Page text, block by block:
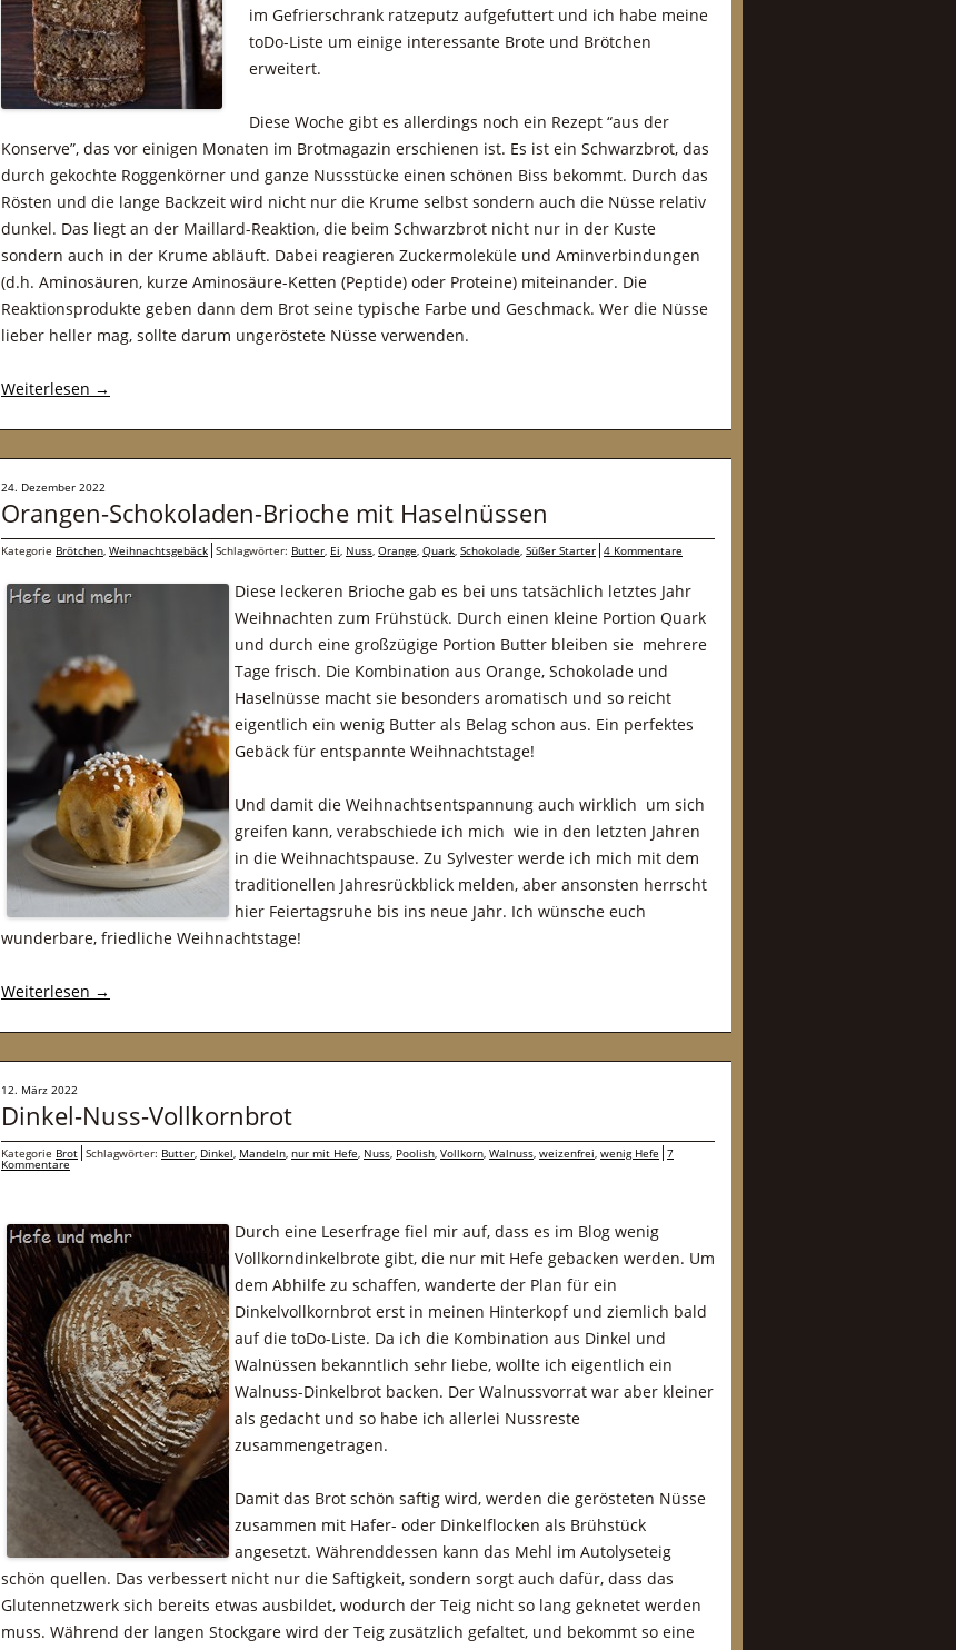
im Gefrierschrank ratzeputz aufgefuttert und ich habe meine
toDo-Liste um einige interessante Brote und Brötchen
erweitert.
Diese Woche gibt es allerdings noch ein Rezept “aus der
Konserve”, das vor einigen Monaten im Brotmagazin erschienen ist. Es ist ein Schwarzbrot, das
durch gekochte Roggenkörner und ganze Nussstücke einen schönen Biss bekommt. Durch das
Rösten und die lange Backzeit wird nicht nur die Krume selbst sondern auch die Nüsse relativ
dunkel. Das liegt an der Maillard-Reaktion, die beim Schwarzbrot nicht nur in der Kuste
sondern auch in der Krume abläuft. Dabei reagieren Zuckermoleküle und Aminverbindungen
(d.h. Aminosäuren, kurze Aminosäure-Ketten (Peptide) oder Proteine) miteinander. Die
Reaktionsprodukte geben dann dem Brot seine typische Farbe und Geschmack. Wer die Nüsse
lieber heller mag, sollte darum ungeröstete Nüsse verwenden.
Weiterlesen →
24. Dezember 2022
Orangen-Schokoladen-Brioche mit Haselnüssen
Kategorie Brötchen, Weihnachtsgebäck Schlagwörter: Butter, Ei, Nuss, Orange, Quark, Schokolade, Süßer Starter 4 Kommentare
Diese leckeren Brioche gab es bei uns tatsächlich letztes Jahr
Weihnachten zum Frühstück. Durch einen kleine Portion Quark
und durch eine großzügige Portion Butter bleiben sie mehrere
Tage frisch. Die Kombination aus Orange, Schokolade und
Haselnüsse macht sie besonders aromatisch und so reicht
eigentlich ein wenig Butter als Belag schon aus. Ein perfektes
Gebäck für entspannte Weihnachtstage!
Und damit die Weihnachtsentspannung auch wirklich um sich
greifen kann, verabschiede ich mich wie in den letzten Jahren
in die Weihnachtspause. Zu Sylvester werde ich mich mit dem
traditionellen Jahresrückblick melden, aber ansonsten herrscht
hier Feiertagsruhe bis ins neue Jahr. Ich wünsche euch
wunderbare, friedliche Weihnachtstage!
Weiterlesen →
12. März 2022
Dinkel-Nuss-Vollkornbrot
Kategorie Brot Schlagwörter: Butter, Dinkel, Mandeln, nur mit Hefe, Nuss, Poolish, Vollkorn, Walnuss, weizenfrei, wenig Hefe 7
Kommentare
Durch eine Leserfrage fiel mir auf, dass es im Blog wenig
Vollkorndinkelbrote gibt, die nur mit Hefe gebacken werden. Um
dem Abhilfe zu schaffen, wanderte der Plan für ein
Dinkelvollkornbrot erst in meinen Hinterkopf und ziemlich bald
auf die toDo-Liste. Da ich die Kombination aus Dinkel und
Walnüssen bekanntlich sehr liebe, wollte ich eigentlich ein
Walnuss-Dinkelbrot backen. Der Walnussvorrat war aber kleiner
als gedacht und so habe ich allerlei Nussreste
zusammengetragen.
Damit das Brot schön saftig wird, werden die gerösteten Nüsse
zusammen mit Hafer- oder Dinkelflocken als Brühstück
angesetzt. Währenddessen kann das Mehl im Autolyseteig
schön quellen. Das verbessert nicht nur die Saftigkeit, sondern sorgt auch dafür, dass das
Glutennetzwerk sich bereits etwas ausbildet, wodurch der Teig nicht so lang geknetet werden
muss. Während der langen Stockgare wird der Teig zusätzlich gefaltet, und bekommt so eine